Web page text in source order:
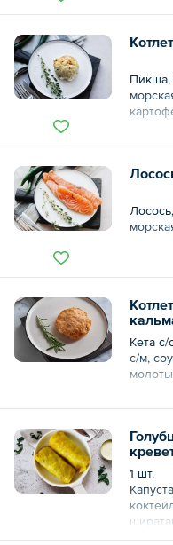
Жиры
Ккал
Пикша,
Общий
Кета
с/м,
1 шт.